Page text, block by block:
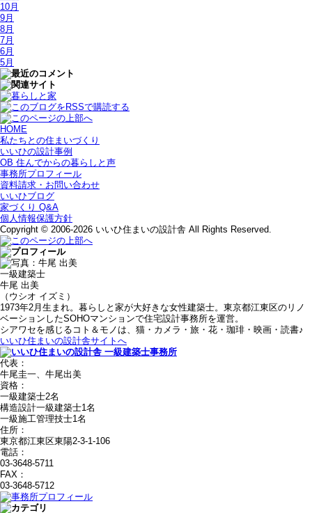
10月
9月
8月
7月
6月
5月
HOME
私たちとの住まいづくり
いいひの設計事例
OB 住んでからの暮らしと声
事務所プロフィール
資料請求・お問い合わせ
いいひブログ
家づくり Q&A
個人情報保護方針
Copyright © 2006-2026 いいひ住まいの設計舎 All Rights Reserved.
一級建築士
牛尾 出美
（ウシオ イズミ）
1973年2月生まれ。暮らしと家が大好きな女性建築士。東京都江東区のリノ
ベーションしたSOHOマンションで住宅設計事務所を運営。
シアワセを感じるコト＆モノは、猫・カメラ・旅・花・珈琲・映画・読書♪
いいひ住まいの設計舎サイトへ
代表：
牛尾圭一、牛尾出美
資格：
一級建築士2名
構造設計一級建築士1名
一級施工管理技士1名
住所：
東京都江東区東陽2-3-1-106
電話：
03-3648-5711
FAX：
03-3648-5712